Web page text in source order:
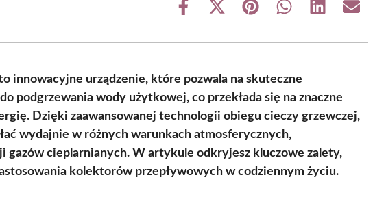
Share
Share
(Twitter)
Share Share Share Share
innowacyjne urządzenie, które pozwala na skuteczne
podgrzewania wody użytkowej, co przekłada się na znaczne
Dzięki zaawansowanej technologii obiegu cieczy grzewczej,
wydajnie w różnych warunkach atmosferycznych,
gazów cieplarnianych. W artykule odkryjesz kluczowe zalety,
kolektorów przepływowych w codziennym życiu.